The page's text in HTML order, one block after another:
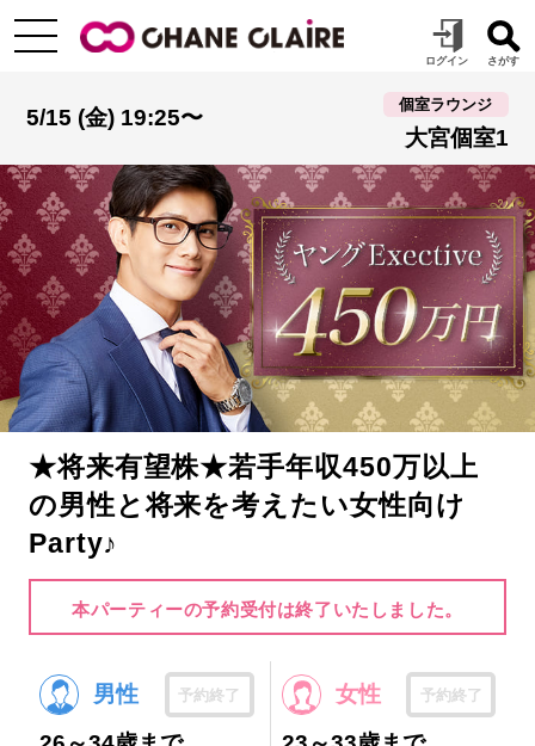
5/15 (金) 19:25〜
個室ラウンジ
大宮個室1
★将来有望株★若手年収450万以上
の男性と将来を考えたい女性向け
Party♪
本パーティーの予約受付は終了いたしました。
男性 予約終了 女性 予約終了